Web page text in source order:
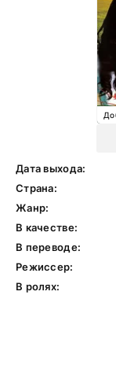
Дата выхода:
Страна:
Жанр:
В качестве:
В переводе:
Режиссер:
В ролях: